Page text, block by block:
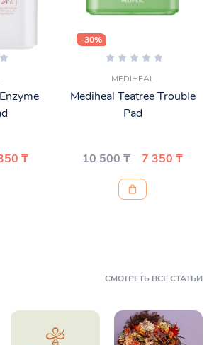
₸
-30%
MEDIHEAL
Mediheal Teatree Trouble
Pad
10 500 ₸ 7 350 ₸
СМОТРЕТЬ ВСЕ СТАТЬИ